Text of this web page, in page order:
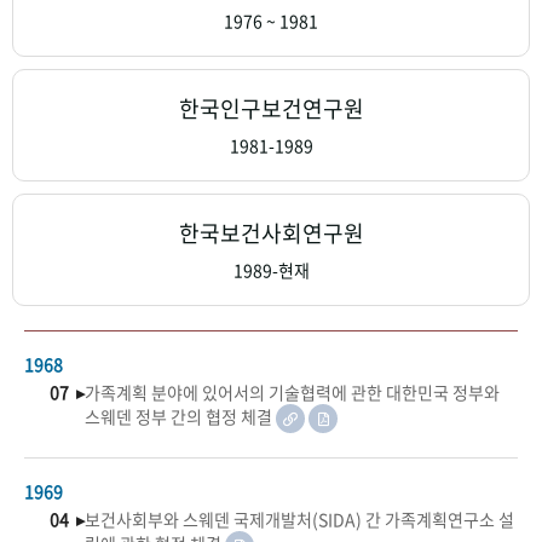
숫자로 보는 50년 50+1
1976 ~ 1981
한국인구보건연구원
1981-1989
한국보건사회연구원
1989-현재
1968
07 ▸가족계획 분야에 있어서의 기술협력에 관한 대한민국 정부와
스웨덴 정부 간의 협정 체결
1969
04 ▸보건사회부와 스웨덴 국제개발처(SIDA) 간 가족계획연구소 설